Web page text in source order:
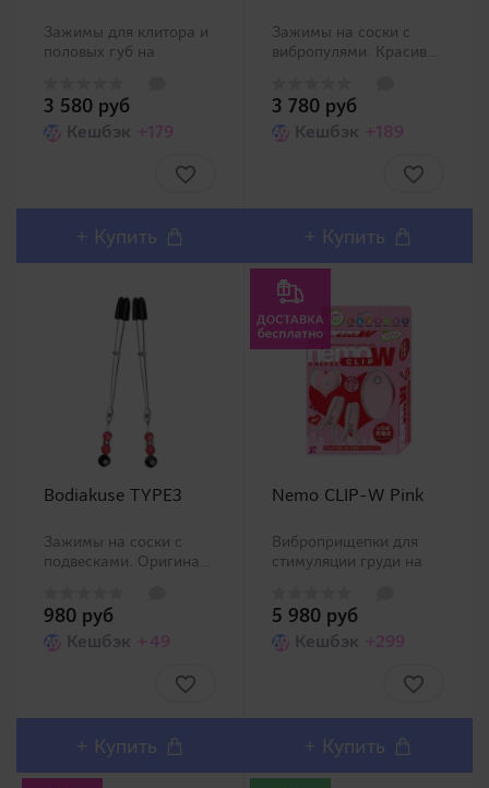
Зажимы для клитора и
половых губ на
стиле украшения для
сосков и половых губ.
оснащены резиновыми
защищающими от
микротравм. Спец..
3 580 руб
Кешбэк +179
+ Купить
Зажимы на соски с
вибропулями. Красивый,
Зажимы на соски с
вибропулями. Данный
игры дополнительной
стимуляцией, полезной
людям чувств..
3 780 руб
Кешбэк +189
+ Купить
Bodiakuse TYPE3
Зажимы на соски с
подвесками. Оригинальные
не только стимуляцией
столь чувствительных
украшением. Кончики
зажимов наделены ..
980 руб
Кешбэк +49
+ Купить
Nemo CLIP-W Pink
Виброприщепки для
стимуляции груди на
прищепками 23 см). ..
5 980 руб
Кешбэк +299
+ Купить